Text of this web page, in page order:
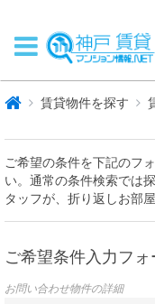
賃貸物件を探す
ご希望の条件を下記のフ
い。通常の条件検索では
タッフが、折り返しお部
ご希望条件入力フォ
お問い合わせ物件の詳細